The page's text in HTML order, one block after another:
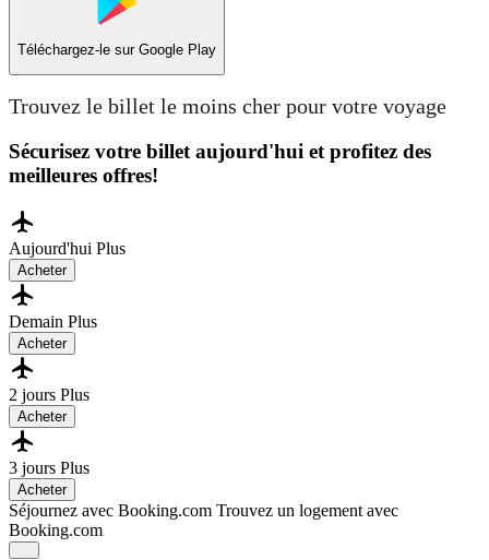
Téléchargez-le sur Google Play
Trouvez le billet le moins cher pour votre voyage
Sécurisez votre billet aujourd'hui et profitez des
meilleures offres!
Aujourd'hui Plus
Acheter
Demain Plus
Acheter
2 jours Plus
Acheter
3 jours Plus
Acheter
Séjournez avec Booking.com Trouvez un logement avec
Booking.com